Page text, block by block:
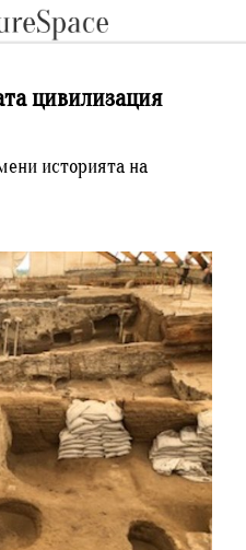
цивилизация
историята на